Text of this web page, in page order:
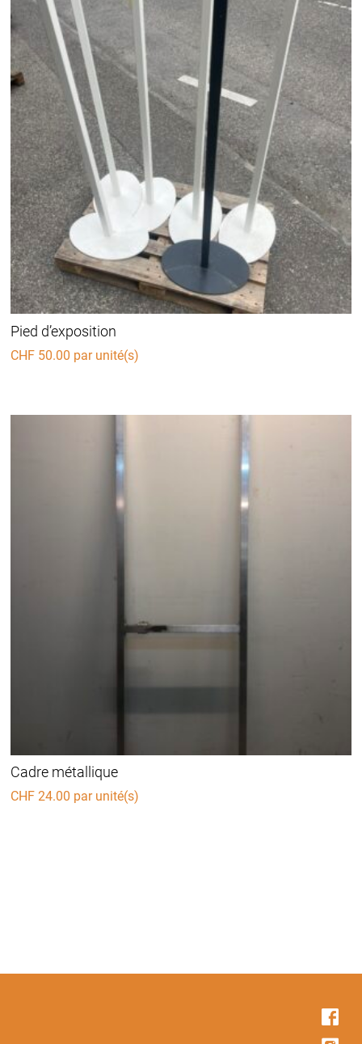
Pied d’exposition
CHF 50.00 par unité(s)
Cadre métallique
CHF 24.00 par unité(s)